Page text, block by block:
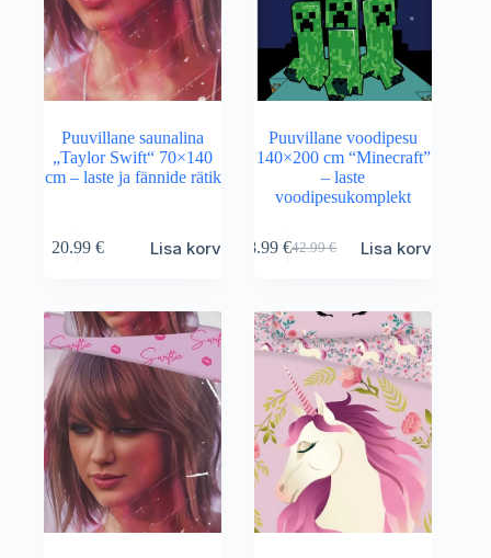
Puuvillane saunalina
„Taylor Swift“ 70×140
cm – laste ja fännide rätik
20.99 € Lisa korvi
Puuvillane voodipesu
140×200 cm “Minecraft”
– laste
voodipesukomplekt
42.99€
Algne
42.99 €.
38.99€Current
38.99 €.
Lisa korvi